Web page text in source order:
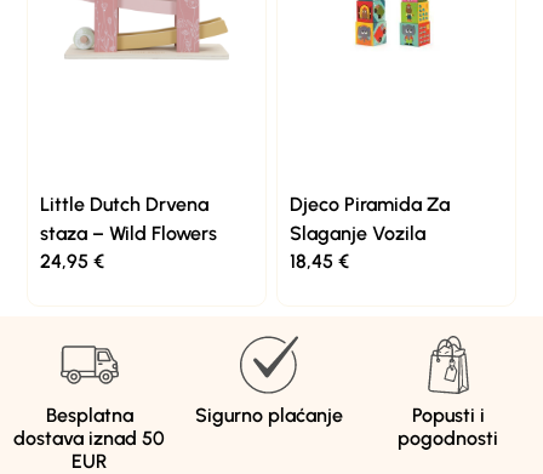
Little Dutch Drvena
staza – Wild Flowers
24,95€
Djeco Piramida Za
Slaganje Vozila
18,45 €
Besplatna
dostava iznad 50
EUR
Sigurno plaćanje
Popusti i
pogodnosti